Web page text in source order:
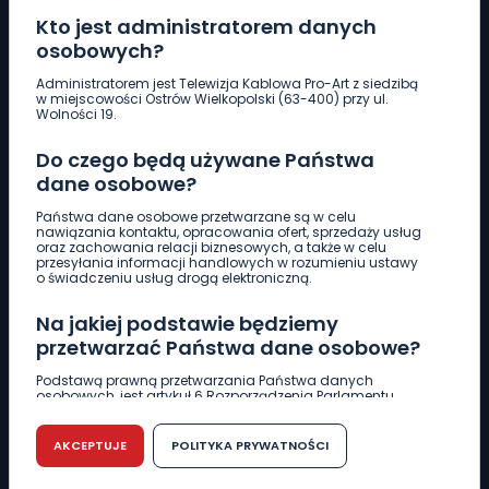
Kto jest administratorem danych
osobowych?
Administratorem jest Telewizja Kablowa Pro-Art z siedzibą
w miejscowości Ostrów Wielkopolski (63-400) przy ul.
Wolności 19.
Do czego będą używane Państwa
dane osobowe?
Państwa dane osobowe przetwarzane są w celu
nawiązania kontaktu, opracowania ofert, sprzedaży usług
oraz zachowania relacji biznesowych, a także w celu
przesyłania informacji handlowych w rozumieniu ustawy
o świadczeniu usług drogą elektroniczną.
Na jakiej podstawie będziemy
przetwarzać Państwa dane osobowe?
Podstawą prawną przetwarzania Państwa danych
osobowych, jest artykuł 6 Rozporządzenia Parlamentu
r. w sprawie ochrony osób fizycznych w związku z
przetwarzaniem danych osobowych w sprawie
swobodnego przepływu takich danych oraz uchylenia
dyrektywy 95/46/WE (RODO).
AKCEPTUJE POLITYKA PRYWATNOŚCI
Pobierz logotyp
661 997 997
REDAKCJA
62 735 22 22redakcja@wlkp24.info
DZIAŁ REKLAMY
62 735 01 85 reklama@wlkp24.info
WIADOMOŚCI
CIEKAWOSTKI